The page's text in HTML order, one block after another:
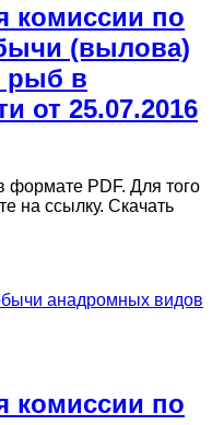
комиссии по
(вылова)
рыб в
от 25.07.2016
формате PDF. Для того
на ссылку. Скачать
анадромных видов
комиссии по